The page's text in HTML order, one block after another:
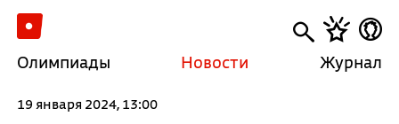
Олимпиады Новости Журнал
19 января 2024, 13:00